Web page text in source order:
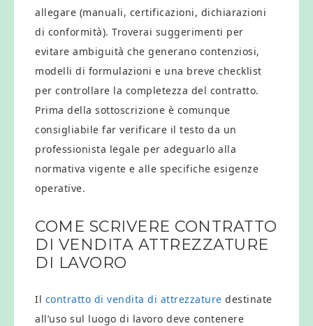
allegare (manuali, certificazioni, dichiarazioni
di conformità). Troverai suggerimenti per
evitare ambiguità che generano contenziosi,
modelli di formulazioni e una breve checklist
per controllare la completezza del contratto.
Prima della sottoscrizione è comunque
consigliabile far verificare il testo da un
professionista legale per adeguarlo alla
normativa vigente e alle specifiche esigenze
operative.
COME SCRIVERE CONTRATTO
DI VENDITA ATTREZZATURE
DI LAVORO
Il contratto di vendita di attrezzature destinate
all’uso sul luogo di lavoro deve contenere